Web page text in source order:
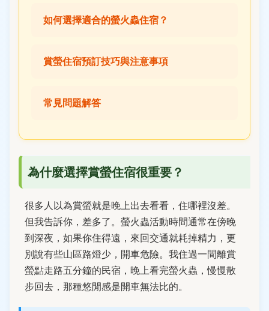
如何選擇適合的螢火蟲住宿？
賞螢住宿預訂技巧與注意事項
常見問題解答
為什麼選擇賞螢住宿很重要？
很多人以為賞螢就是晚上出去看看，住哪裡沒差。
但我告訴你，差多了。螢火蟲活動時間通常在傍晚
到深夜，如果你住得遠，來回交通就耗掉精力，更
別說有些山區路燈少，開車危險。我住過一間離賞
螢點走路五分鐘的民宿，晚上看完螢火蟲，慢慢散
步回去，那種悠閒感是開車無法比的。